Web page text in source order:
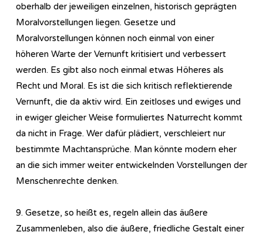
oberhalb der jeweiligen einzelnen, historisch geprägten
Moralvorstellungen liegen. Gesetze und
Moralvorstellungen können noch einmal von einer
höheren Warte der Vernunft kritisiert und verbessert
werden. Es gibt also noch einmal etwas Höheres als
Recht und Moral. Es ist die sich kritisch reflektierende
Vernunft, die da aktiv wird. Ein zeitloses und ewiges und
in ewiger gleicher Weise formuliertes Naturrecht kommt
da nicht in Frage. Wer dafür plädiert, verschleiert nur
bestimmte Machtansprüche. Man könnte modern eher
an die sich immer weiter entwickelnden Vorstellungen der
Menschenrechte denken.
9. Gesetze, so heißt es, regeln allein das äußere
Zusammenleben, also die äußere, friedliche Gestalt einer